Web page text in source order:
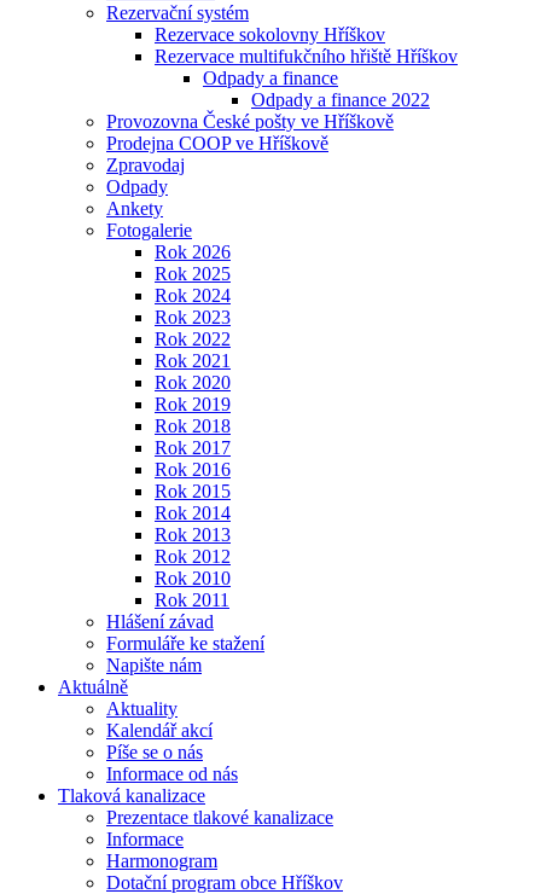
Rezervační systém
Rezervace sokolovny Hříškov
Rezervace multifukčního hřiště Hříškov
Odpady a finance
Odpady a finance 2022
Provozovna České pošty ve Hříškově
Prodejna COOP ve Hříškově
Zpravodaj
Odpady
Ankety
Fotogalerie
Rok 2026
Rok 2025
Rok 2024
Rok 2023
Rok 2022
Rok 2021
Rok 2020
Rok 2019
Rok 2018
Rok 2017
Rok 2016
Rok 2015
Rok 2014
Rok 2013
Rok 2012
Rok 2010
Rok 2011
Hlášení závad
Formuláře ke stažení
Napište nám
Aktuálně
Aktuality
Kalendář akcí
Píše se o nás
Informace od nás
Tlaková kanalizace
Prezentace tlakové kanalizace
Informace
Harmonogram
Dotační program obce Hříškov